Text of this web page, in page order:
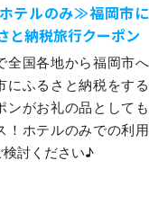
テルのみ≫福岡市に
と納税旅行クーポン
全国各地から福岡市へ
にふるさと納税をする
ンがお礼の品としても
！ホテルのみでの利用
検討ください♪